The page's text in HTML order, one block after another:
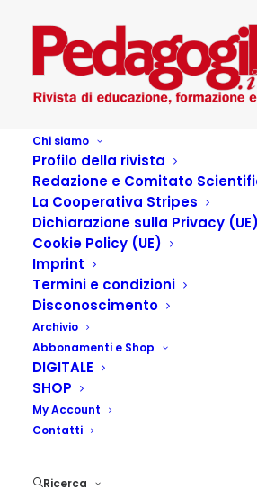
Chi siamo
Profilo della rivista
Redazione e Comitato
La Cooperativa Stripes
Dichiarazione sulla Privacy (UE)
Cookie Policy (UE)
Imprint
Termini e condizioni
Disconoscimento
Archivio
Abbonamenti e Shop
DIGITALE
SHOP
My Account
Contatti
Ricerca
Autore:Alessandro
Articoli dell'autore
Quando l’intelligenza
by Alessandro Prisciandaro